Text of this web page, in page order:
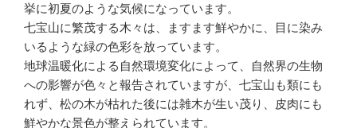
挙に初夏のような気候になっています。
七宝山に繁茂する木々は、ますます鮮やかに、目に染み
いるような緑の色彩を放っています。
地球温暖化による自然環境変化によって、自然界の生物
への影響が色々と報告されていますが、七宝山も類にも
れず、松の木が枯れた後には雑木が生い茂り、皮肉にも
鮮やかな景色が整えられています。